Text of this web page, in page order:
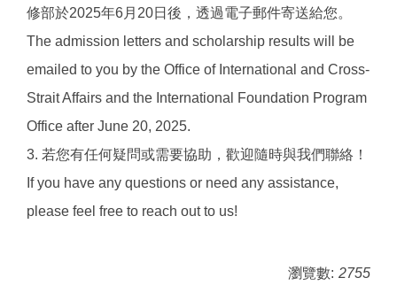
修部於2025年6月20日後，透過電子郵件寄送給您。
The admission letters and scholarship results will be
emailed to you by the Office of International and Cross-
Strait Affairs and the International Foundation Program
Office after June 20, 2025.
3. 若您有任何疑問或需要協助，歡迎隨時與我們聯絡！
If you have any questions or need any assistance,
please feel free to reach out to us!
瀏覽數: 2755